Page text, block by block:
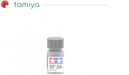
tamiya